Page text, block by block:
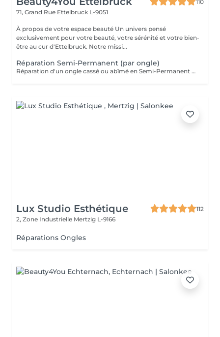
110
71, Grand Rue Ettelbruck L-9051
À propos de votre espace beauté Un univers pensé
exclusivement pour votre beauté, votre sérénité et votre bien-
être au cur d'Ettelbruck. Notre missi...
Réparation Semi-Permanent (par ongle)
Réparation d'un ongle cassé ou abîmé en Semi-Permanent afin de restaurer sa forme, sa solidité et son esthétique. Ce service est réalisé uniquement sur les ongles nécessitant une réparation.
Lux Studio Esthétique
112
2, Zone Industrielle Mertzig L-9166
Réparations Ongles